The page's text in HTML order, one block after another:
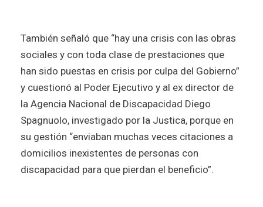
También señaló que “hay una crisis con las obras
sociales y con toda clase de prestaciones que
han sido puestas en crisis por culpa del Gobierno”
y cuestionó al Poder Ejecutivo y al ex director de
la Agencia Nacional de Discapacidad Diego
Spagnuolo, investigado por la Justica, porque en
su gestión “enviaban muchas veces citaciones a
domicilios inexistentes de personas con
discapacidad para que pierdan el beneficio”.